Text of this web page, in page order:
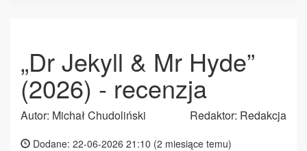
„Dr Jekyll & Mr Hyde”
(2026) - recenzja
Autor: Michał Chudoliński Redaktor: Redakcja
Dodane: 22-06-2026 21:10 (2 miesiące temu)